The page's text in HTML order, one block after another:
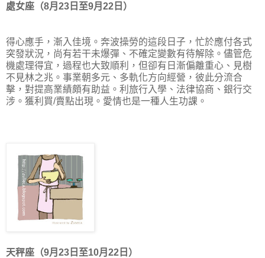
處女座（8月23日至9月22日）
得心應手，漸入佳境。奔波操勞的這段日子，忙於應付各式
突發狀況，尚有若干未爆彈、不確定變數有待解除。儘管危
機處理得宜，過程也大致順利，但卻有日漸偏離重心、見樹
不見林之兆。事業朝多元、多軌化方向經營，彼此分流合
擊，對提高業績頗有助益。利旅行入學、法律協商、銀行交
涉。獲利買/賣點出現。愛情也是一種人生功課。
天秤座（9月23日至10月22日）